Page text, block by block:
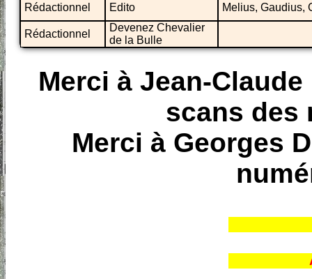
Rédactionnel
Edito Melius, Gaudius,
Rédactionnel
Devenez Chevalier
de la Bulle
Merci à Jean-
scans des
Merci à Georges